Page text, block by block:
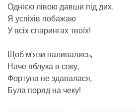
Однією лівою давши під дих.
Я успіхів побажаю
У всіх спарингах твоїх!
Щоб м'язи наливались,
Наче яблука в соку,
Фортуна не здавалася,
Була поряд на чеку!